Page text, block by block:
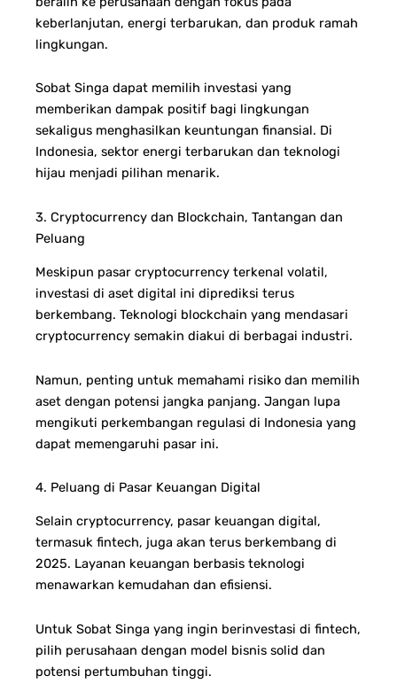
keberlanjutan, energi terbarukan, dan produk ramah
lingkungan.
Sobat Singa dapat memilih investasi yang
memberikan dampak positif bagi lingkungan
sekaligus menghasilkan keuntungan finansial. Di
Indonesia, sektor energi terbarukan dan teknologi
hijau menjadi pilihan menarik.
3. Cryptocurrency dan Blockchain, Tantangan dan
Peluang
Meskipun pasar cryptocurrency terkenal volatil,
investasi di aset digital ini diprediksi terus
berkembang. Teknologi blockchain yang mendasari
cryptocurrency semakin diakui di berbagai industri.
Namun, penting untuk memahami risiko dan memilih
aset dengan potensi jangka panjang. Jangan lupa
mengikuti perkembangan regulasi di Indonesia yang
dapat memengaruhi pasar ini.
4. Peluang di Pasar Keuangan Digital
Selain cryptocurrency, pasar keuangan digital,
termasuk fintech, juga akan terus berkembang di
2025. Layanan keuangan berbasis teknologi
menawarkan kemudahan dan efisiensi.
Untuk Sobat Singa yang ingin berinvestasi di fintech,
pilih perusahaan dengan model bisnis solid dan
potensi pertumbuhan tinggi.